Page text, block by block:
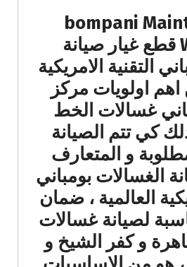
bompani
Washers قطع غيار صيانة
التقنية الامريكية
اهم اولويات مركز
غسالات الخط
كي تتم الصيانة
و المتعارف
الغسالات بومباني
العالمية ، ضمان
لصيانة غسالات
و كفر الشيخ و